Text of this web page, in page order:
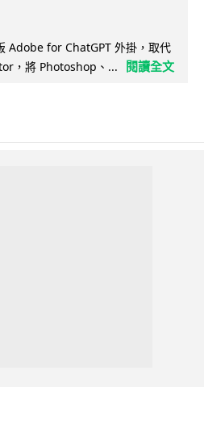
Adobe for ChatGPT 外掛，取代
，將 Photoshop、...
閱讀全文